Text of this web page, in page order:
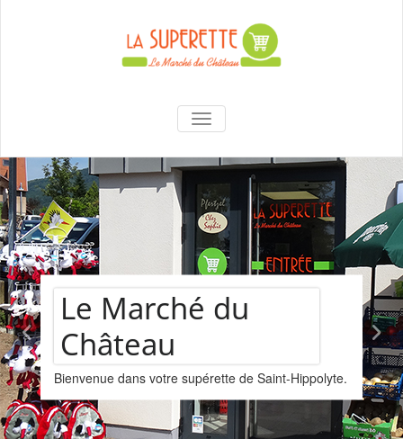
content
La Superette –
le marché du
château
AFFICHER/MASQUER LA
du
de Saint-Hippolyte.
vins